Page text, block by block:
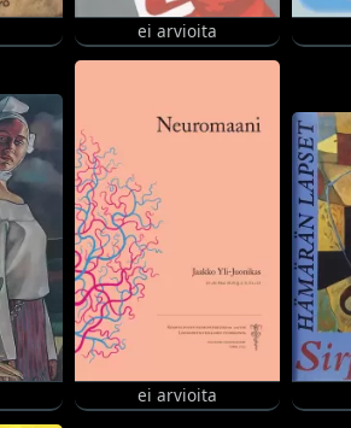
ei arvioita
ei arvioita